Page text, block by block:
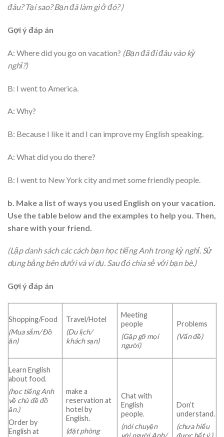
đâu? Tại sao? Bạn đã làm gì ở đó? )
Gợi ý đáp án
A: Where did you go on vacation? (Bạn đã đi đâu vào kỳ
nghỉ?)
B: I went to America.
A: Why?
B: Because I like it and I can improve my English speaking.
A: What did you do there?
B: I went to New York city and met some friendly people.
b. Make a list of ways you used English on your vacation.
Use the table below and the examples to help you. Then,
share with your friend.
(Lập danh sách các cách bạn học tiếng Anh trong kỳ nghỉ. Sử
dụng bảng bên dưới và ví dụ. Sau đó chia sẻ với bạn bè.)
Gợi ý đáp án
Shopping/Food
(Mua sắm/ Đồ
ăn)
Travel/Hotel
(Du lịch/
khách sạn)
Meeting
people
(Gặp gỡ mọi
người)
Problems
(Vấn đề)
Learn English
about food.
(học tiếng Anh
về chủ đề đồ
ăn.)
Order by
English at
make a
reservation at
hotel by
English.
(đặt phòng
Chat with
English
people.
(nói chuyện
Don’t
understand.
(chưa hiểu